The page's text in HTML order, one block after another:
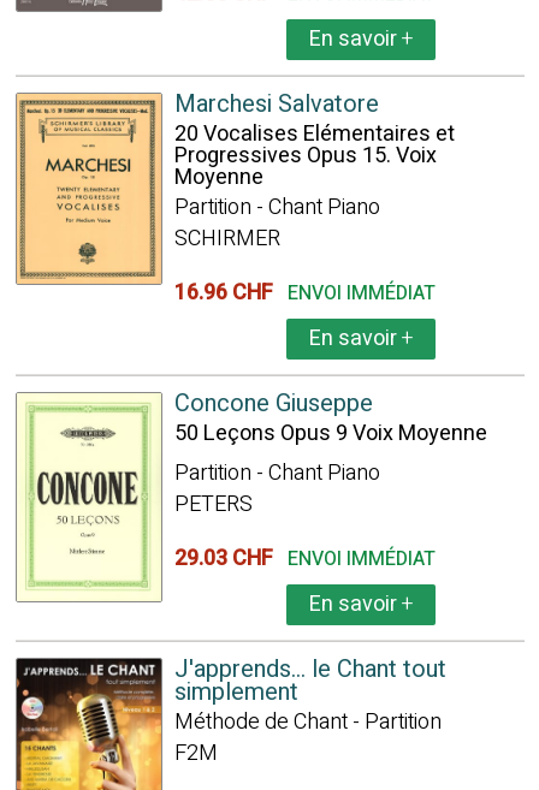
En savoir+
Marchesi Salvatore
20 Vocalises Elémentaires et
Progressives Opus 15. Voix
Moyenne
Partition - Chant Piano
SCHIRMER
16.96 CHF ENVOI IMMÉDIAT
En savoir+
Concone Giuseppe
50 Leçons Opus 9 Voix Moyenne
Partition - Chant Piano
PETERS
29.03 CHF ENVOI IMMÉDIAT
En savoir+
J'apprends... le Chant tout
simplement
Méthode de Chant - Partition
F2M